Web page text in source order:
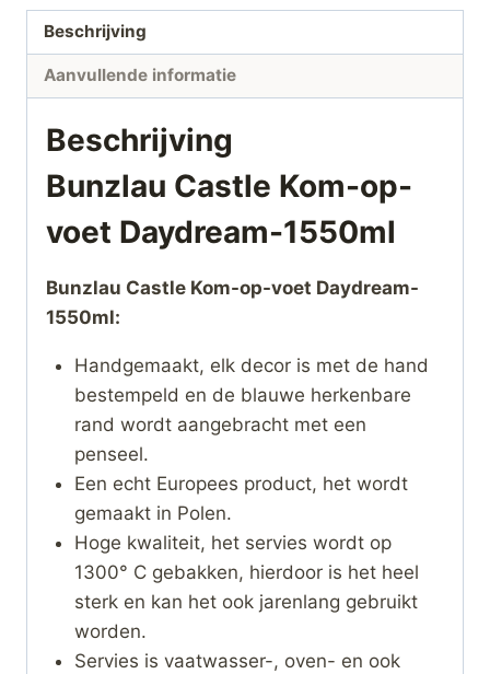
Beschrijving
Aanvullende informatie
Beschrijving
Bunzlau Castle Kom-op-
voet Daydream-1550ml
Bunzlau Castle Kom-op-voet Daydream-
1550ml:
Handgemaakt, elk decor is met de hand
bestempeld en de blauwe herkenbare
rand wordt aangebracht met een
penseel.
Een echt Europees product, het wordt
gemaakt in Polen.
Hoge kwaliteit, het servies wordt op
1300° C gebakken, hierdoor is het heel
sterk en kan het ook jarenlang gebruikt
worden.
Servies is vaatwasser-, oven- en ook